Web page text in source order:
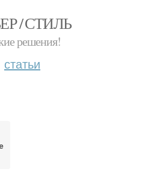
/ СТИЛЬ
решения!
статьи